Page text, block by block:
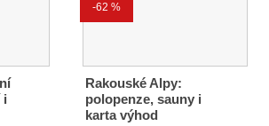
i
-62 %
Rakouské Alpy:
polopenze, sauny i
karta výhod